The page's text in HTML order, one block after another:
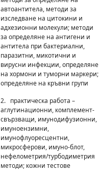
автоантитела, методи за
изследване на цитокини и
адхезионни молекули; методи
за определяне на антигени и
антитела при бактериални,
паразитни, микотични и
вирусни инфекции, определяне
на хормони и туморни маркери;
определяне на кръвни групи
2. практическа работа –
аглутинационни, комплемент-
свързващи, имунодифузионни,
имуноензимни,
имунофлуоресцентни,
микросферови, имуно-блот,
нефелометрия/турбодиметрия
методи; кожни тестове